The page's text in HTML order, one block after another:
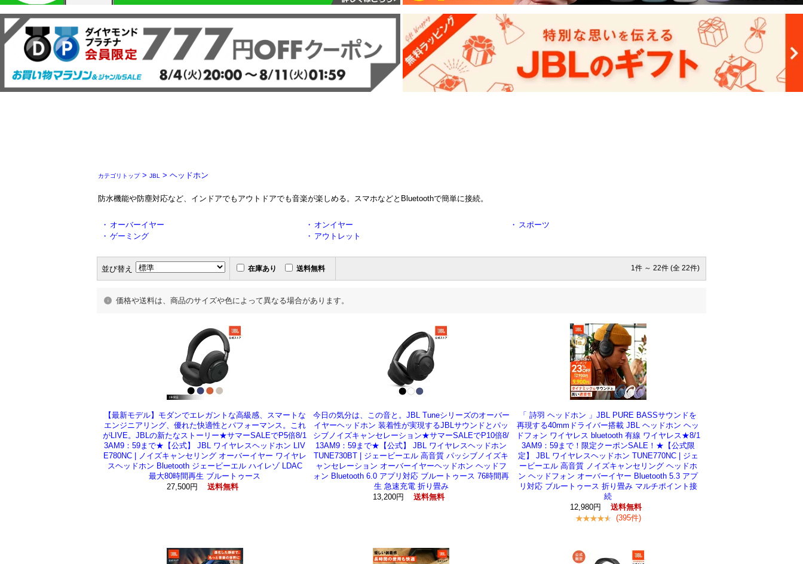
カテゴリトップ> JBL > ヘッドホン
防水機能や防塵対応など、インドアでもアウトドアでも音楽が楽しめる。スマホなどとBluetoothで簡単に接続。
・ オーバーイヤー ・ オンイヤー ・ スポーツ
・ ゲーミング ・ アウトレット
並び替え 在庫あり 送料無料 1件 ～ 22件 (全 22件)
価格や送料は、商品のサイズや色によって異なる場合があります。
【最新モデル】モダンでエレガントな高級感、スマートな
エンジニアリング、優れた快適性とパフォーマンス。これ
がLIVE。JBLの新たなストーリー★サマーSALEでP5倍8/1
3AM9：59まで★【公式】 JBL ワイヤレスヘッドホン LIV
E780NC | ノイズキャンセリング オーバーイヤー ワイヤレ
スヘッドホン Bluetooth ジェービーエル ハイレゾ LDAC
最大80時間再生 ブルートゥース
27,500円
送料無料
今日の気分は、この音と。JBL Tuneシリーズのオーバー
イヤーヘッドホン 装着性が実現するJBLサウンドとパッ
シブノイズキャンセレーション★サマーSALEでP10倍8/
13AM9：59まで★【公式】 JBL ワイヤレスヘッドホン
TUNE730BT | ジェービーエル 高音質 パッシブノイズキ
ャンセレーション オーバーイヤーヘッドホン ヘッドフ
ォン Bluetooth 6.0 アプリ対応 ブルートゥース 76時間再
生 急速充電 折り畳み
13,200円
送料無料
「 詩羽 ヘッドホン 」JBL PURE BASSサウンドを
再現する40mmドライバー搭載 JBL ヘッドホン ヘッ
ドフォン ワイヤレス bluetooth 有線 ワイヤレス★8/1
3AM9：59まで！限定クーポンSALE！★【公式限
定】 JBL ワイヤレスヘッドホン TUNE770NC | ジェ
ービーエル 高音質 ノイズキャンセリング ヘッドホ
ン ヘッドフォン オーバーイヤー Bluetooth 5.3 アプ
リ対応 ブルートゥース 折り畳み マルチポイント接
続
12,980円
送料無料
(395件)